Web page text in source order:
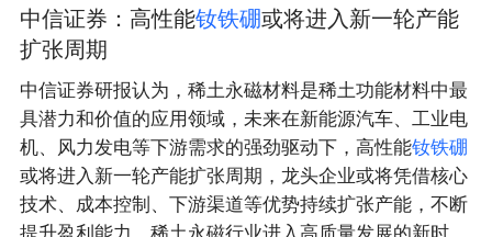
中信证券：高性能钕铁硼或将进入新一轮产能
扩张周期
中信证券研报认为，稀土永磁材料是稀土功能材料中最
具潜力和价值的应用领域，未来在新能源汽车、工业电
机、风力发电等下游需求的强劲驱动下，高性能钕铁硼
或将进入新一轮产能扩张周期，龙头企业或将凭借核心
技术、成本控制、下游渠道等优势持续扩张产能，不断
提升盈利能力，稀土永磁行业进入高质量发展的新时